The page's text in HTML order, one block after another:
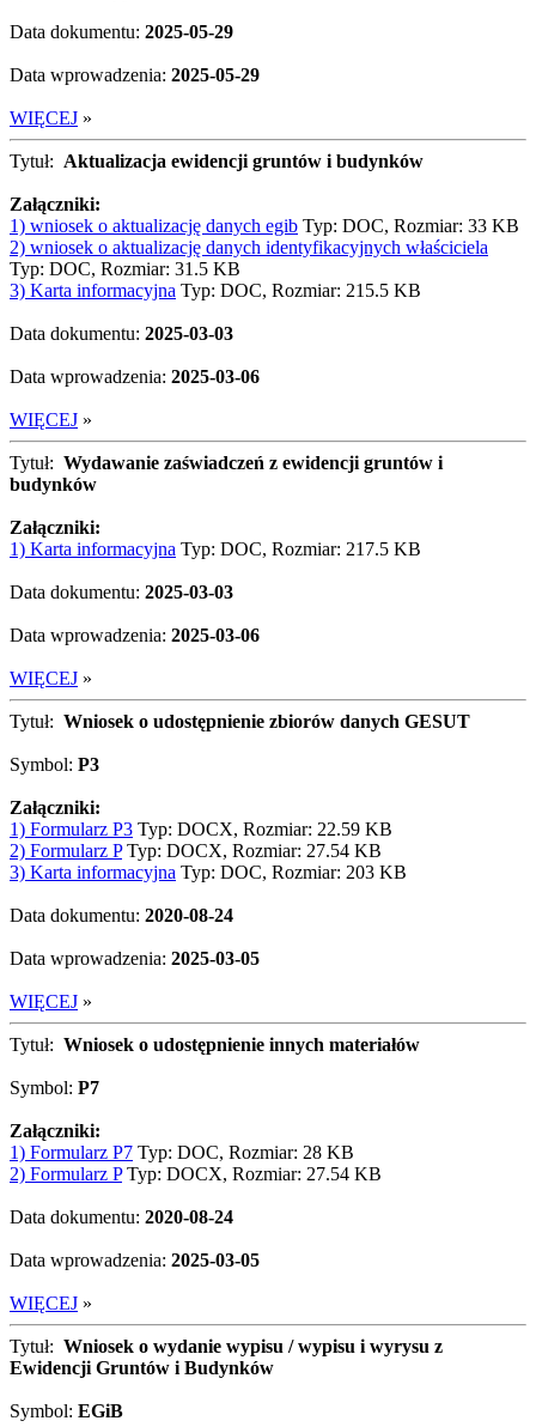
Data dokumentu: 2025-05-29
Data wprowadzenia: 2025-05-29
WIĘCEJ »
Tytuł: Aktualizacja ewidencji gruntów i budynków
Załączniki:
1) wniosek o aktualizację danych egib Typ: DOC, Rozmiar: 33 KB
2) wniosek o aktualizację danych identyfikacyjnych właściciela
Typ: DOC, Rozmiar: 31.5 KB
3) Karta informacyjna Typ: DOC, Rozmiar: 215.5 KB
Data dokumentu: 2025-03-03
Data wprowadzenia: 2025-03-06
WIĘCEJ »
Tytuł: Wydawanie zaświadczeń z ewidencji gruntów i
budynków
Załączniki:
1) Karta informacyjna Typ: DOC, Rozmiar: 217.5 KB
Data dokumentu: 2025-03-03
Data wprowadzenia: 2025-03-06
WIĘCEJ »
Tytuł: Wniosek o udostępnienie zbiorów danych GESUT
Symbol: P3
Załączniki:
1) Formularz P3 Typ: DOCX, Rozmiar: 22.59 KB
2) Formularz PTyp: DOCX, Rozmiar: 27.54 KB
3) Karta informacyjna Typ: DOC, Rozmiar: 203 KB
Data dokumentu: 2020-08-24
Data wprowadzenia: 2025-03-05
WIĘCEJ »
Tytuł: Wniosek o udostępnienie innych materiałów
Symbol: P7
Załączniki:
1) Formularz P7 Typ: DOC, Rozmiar: 28 KB
2) Formularz PTyp: DOCX, Rozmiar: 27.54 KB
Data dokumentu: 2020-08-24
Data wprowadzenia: 2025-03-05
WIĘCEJ »
Tytuł: Wniosek o wydanie wypisu / wypisu i wyrysu z
Ewidencji Gruntów i Budynków
Symbol: EGiB